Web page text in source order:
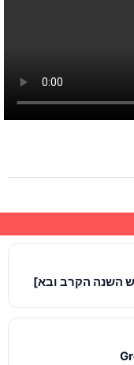
השנה הקרב ובא]